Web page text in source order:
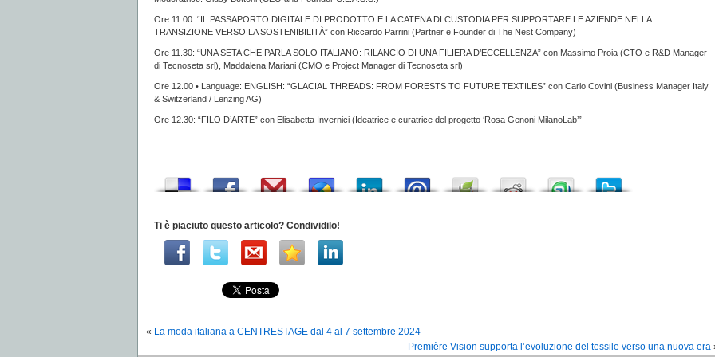
Ore 11.00: “IL PASSAPORTO DIGITALE DI PRODOTTO E LA CATENA DI CUSTODIA PER SUPPORTARE LE AZIENDE NELLA
TRANSIZIONE VERSO LA SOSTENIBILITÀ” con Riccardo Parrini (Partner e Founder di The Nest Company)
Ore 11.30: “UNA SETA CHE PARLA SOLO ITALIANO: RILANCIO DI UNA FILIERA D’ECCELLENZA” con Massimo Proia (CTO e R&D Manager
di Tecnoseta srl), Maddalena Mariani (CMO e Project Manager di Tecnoseta srl)
Ore 12.00 • Language: ENGLISH: “GLACIAL THREADS: FROM FORESTS TO FUTURE TEXTILES” con Carlo Covini (Business Manager Italy
& Switzerland / Lenzing AG)
Ore 12.30: “FILO D’ARTE” con Elisabetta Invernici (Ideatrice e curatrice del progetto ‘Rosa Genoni MilanoLab’”
Ti è piaciuto questo articolo? Condividilo!
« La moda italiana a CENTRESTAGE dal 4 al 7 settembre 2024
Première Vision supporta l’evoluzione del tessile verso una nuova era